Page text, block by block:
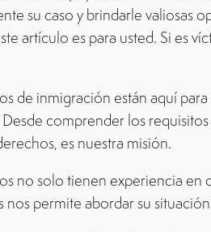
su caso y brindarle valiosas
artículo es para usted. Si es
de inmigración están aquí
comprender los
es nuestra misión.
no solo tienen experiencia en
permite abordar su